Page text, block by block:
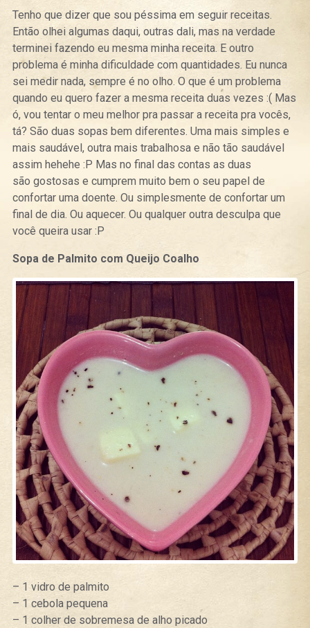
Tenho que dizer que sou péssima em seguir receitas.
Então olhei algumas daqui, outras dali, mas na verdade
terminei fazendo eu mesma minha receita. E outro
problema é minha dificuldade com quantidades. Eu nunca
sei medir nada, sempre é no olho. O que é um problema
quando eu quero fazer a mesma receita duas vezes :( Mas
ó, vou tentar o meu melhor pra passar a receita pra vocês,
tá? São duas sopas bem diferentes. Uma mais simples e
mais saudável, outra mais trabalhosa e não tão saudável
assim hehehe :P Mas no final das contas as duas
são gostosas e cumprem muito bem o seu papel de
confortar uma doente. Ou simplesmente de confortar um
final de dia. Ou aquecer. Ou qualquer outra desculpa que
você queira usar :P
Sopa de Palmito com Queijo Coalho
– 1 vidro de palmito
– 1 cebola pequena
– 1 colher de sobremesa de alho picado